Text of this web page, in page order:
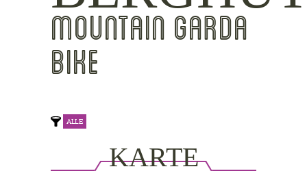
MOUNTAIN GARDA
BIKE
ALLE
KARTE